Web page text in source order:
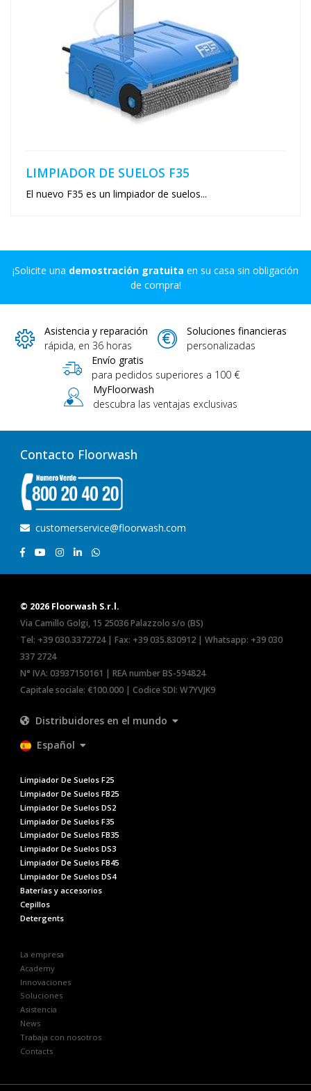
LIMPIADOR DE SUELOS F35
El nuevo F35 es un limpiador de suelos...
¡Solicite una demostración gratuita en su casa sin obligación
de compra!
Asistencia y reparación
rápida, en 36 horas
Soluciones financieras
personalizadas
Envío gratis
para pedidos superiores a 100 €
MyFloorwash
descubra las ventajas exclusivas
Contacto Floorwash
customerservice@floorwash.com
© 2026 Floorwash S.r.l.
Via Camillo Golgi, 15 25036 Palazzolo s/o (BS)
Tel: +39 030.3372724| Fax: +39 035.830912 | Whatsapp: +39 030
337 2724
N° IVA: 03937150161 | REA number BS-594824
Capitale sociale: €100.000 | Codice SDI: W7YVJK9
Distribuidores en el mundo
Español
Limpiador De Suelos F25
Limpiador De Suelos FB25
Limpiador De Suelos DS2
Limpiador De Suelos F35
Limpiador De Suelos FB35
Limpiador De Suelos DS3
Limpiador De Suelos FB45
Limpiador De Suelos DS4
Baterías y accesorios
Cepillos
Detergents
La empresa
Academy
Innovaciones
Soluciones
Asistencia
News
Trabaja con nosotros
Contacts